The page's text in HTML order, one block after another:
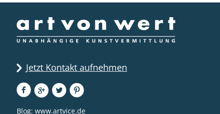
Jetzt Kontakt aufnehmen
Blog: www.artvice.de